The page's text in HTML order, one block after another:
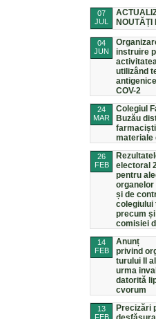
07
JUL
NOUTĂȚI
04
JUN
instruire
utilizând
COV-2
24
MAR
Colegiul
Buzău
materiale
26
FEB
electoral
pentru
organelor
și de
colegiului
precum
comisiei
14
FEB
Anunț
privind
turului II
urma
datorită
cvorum
13
FEB
Precizări